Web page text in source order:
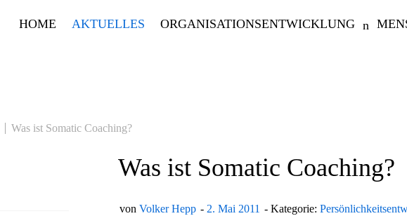
HOME AKTUELLES ORGANISATIONSENTWICKLUNG
Was ist Somatic Coaching?
Was ist Somatic Coaching?
von Volker Hepp 2. Mai 2011 Kategorie: